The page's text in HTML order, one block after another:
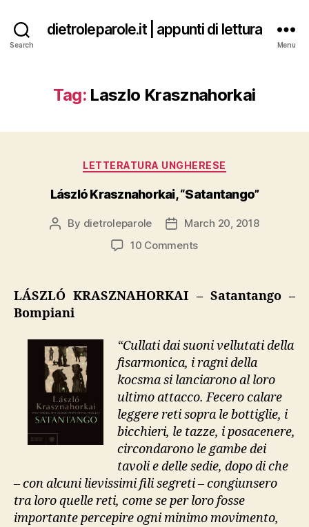
Search
dietroleparole.it | appunti di lettura
Menu
Tag: Laszlo Krasznahorkai
Categories
LETTERATURA UNGHERESE
László Krasznahorkai, “Satantango”
Post
By dietroleparole
PostMarch 20, 2018
10 Commentson
“Satantango”
LÁSZLÓ KRASZNAHORKAI – Satantango –
Bompiani
“Cullati dai suoni vellutati della
fisarmonica, i ragni della
kocsma si lanciarono al loro
ultimo attacco. Fecero calare
leggere reti sopra le bottiglie, i
bicchieri, le tazze, i posacenere,
circondarono le gambe dei
tavoli e delle sedie, dopo di che
– con alcuni lievissimi fili segreti – congiunsero
tra loro quelle reti, come se per loro fosse
importante percepire ogni minimo movimento,